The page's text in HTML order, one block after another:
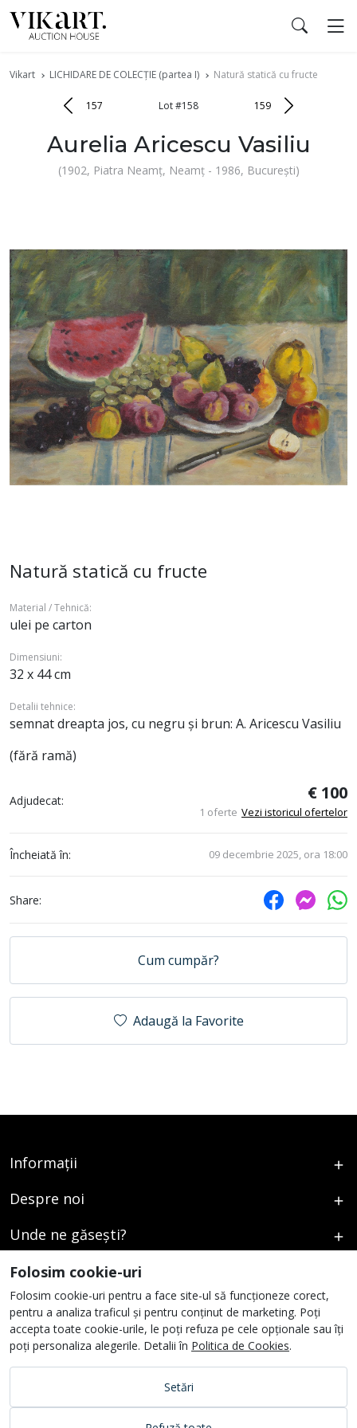
Vikart LICHIDARE DE COLECȚIE (partea I) Natură statică cu fructe
157 Lot #158 159
Aurelia Aricescu Vasiliu
(1902, Piatra Neamț, Neamț - 1986, București)
Natură statică cu fructe
Material / Tehnică:
ulei pe carton
Dimensiuni:
32 x 44 cm
Detalii tehnice:
semnat dreapta jos, cu negru și brun: A. Aricescu Vasiliu
(fără ramă)
Adjudecat: € 100
1 oferte Vezi istoricul ofertelor
Încheiată în: 09 decembrie 2025, ora 18:00
Share:
Cum cumpăr?
Adaugă la Favorite
Informații
Despre noi
Unde ne găsești?
Urmați-ne
Folosim cookie-uri
Folosim cookie-uri pentru a face site-ul să funcționeze corect,
pentru a analiza traficul și pentru conținut de marketing. Poți
accepta toate cookie-urile, le poți refuza pe cele opționale sau îți
poți personaliza alegerile. Detalii în Politica de Cookies.
Setări